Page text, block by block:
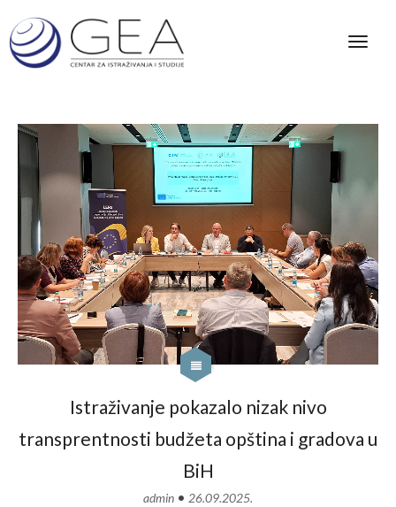
Istraživanje pokazalo nizak nivo
transprentnosti budžeta opština i gradova u
BiH
admin • 26.09.2025.